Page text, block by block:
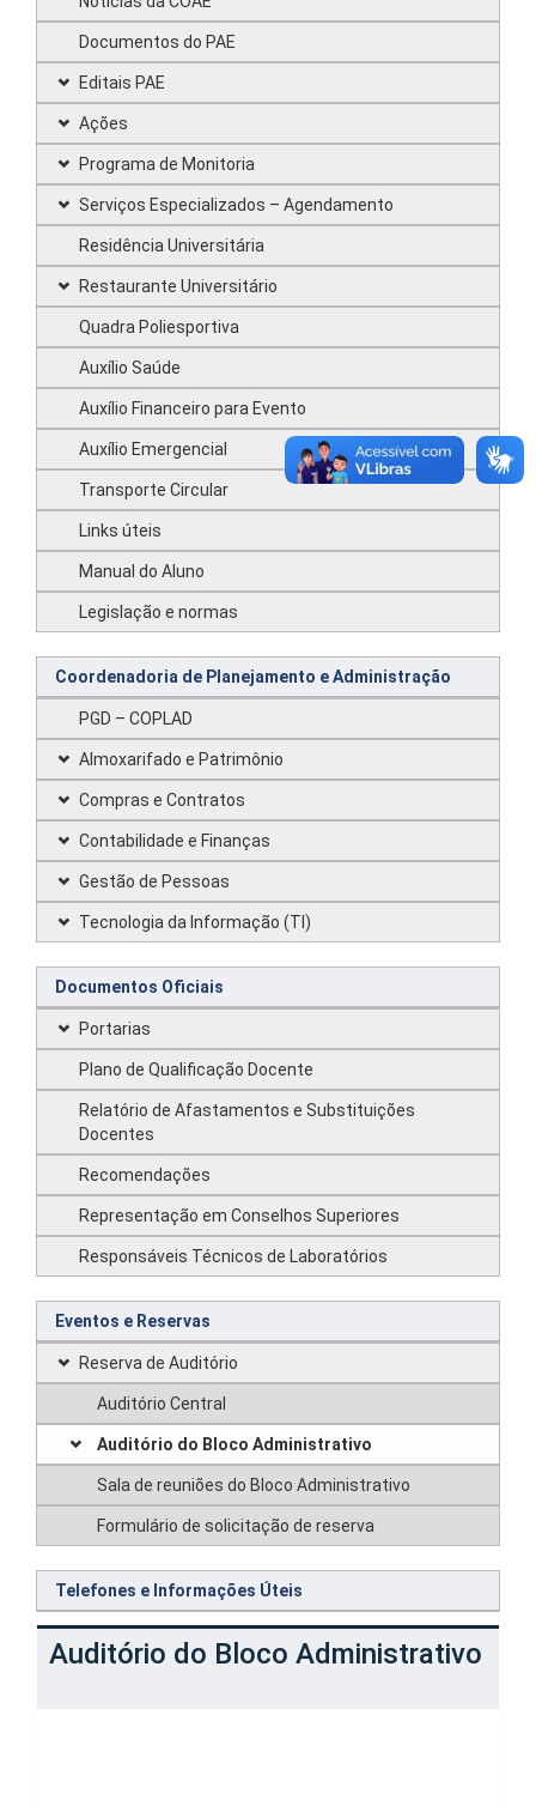
Documentos do PAE
Editais PAE
Ações
Programa de Monitoria
Serviços Especializados – Agendamento
Residência Universitária
Restaurante Universitário
Quadra Poliesportiva
Auxílio Saúde
Auxílio Financeiro para Evento
Auxílio Emergencial
Transporte Circular
Links úteis
Manual do Aluno
Legislação e normas
Coordenadoria de Planejamento e Administração
PGD – COPLAD
Almoxarifado e Patrimônio
Compras e Contratos
Contabilidade e Finanças
Gestão de Pessoas
Tecnologia da Informação (TI)
Documentos Oficiais
Portarias
Plano de Qualificação Docente
Relatório de Afastamentos e Substituições
Docentes
Recomendações
Representação em Conselhos Superiores
Responsáveis Técnicos de Laboratórios
Eventos e Reservas
Reserva de Auditório
Auditório Central
Auditório do Bloco Administrativo
Sala de reuniões do Bloco Administrativo
Formulário de solicitação de reserva
Telefones e Informações Úteis
Auditório do Bloco Administrativo